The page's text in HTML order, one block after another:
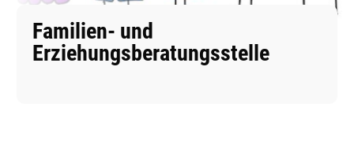
Familien- und
Erziehungsberatungsstelle